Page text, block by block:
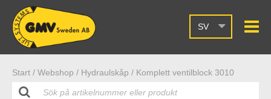
SV
Start / Webshop / Hydraulskåp / Komplett ventilblock 3010